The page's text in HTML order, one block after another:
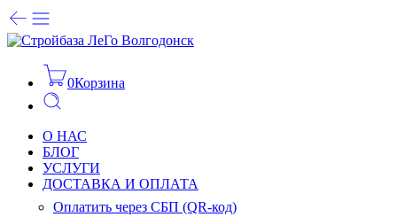
0Корзина
О НАС
БЛОГ
УСЛУГИ
ДОСТАВКА И ОПЛАТА
Оплатить через СБП (QR-код)